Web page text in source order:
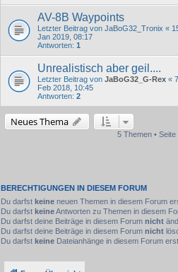
AV-8B Waypoints
Letzter Beitrag von JaBoG32_Tronix «
Jan 2019, 08:17
Antworten: 1
Unrealistisch aber geil....
Letzter Beitrag von JaBoG32_G-Rex « 7.
Feb 2018, 10:45
Antworten: 2
Neues Thema
5 Themen • Seite
BERECHTIGUNGEN IN DIESEM FORUM
Du darfst keine neuen Themen in diesem Forum
Du darfst keineAntworten zu Themen in diesem
Du darfst deine Beiträge in diesem Forum nicht
Du darfst deine Beiträge in diesem Forum nicht
Du darfst keine Dateianhänge in diesem Forum